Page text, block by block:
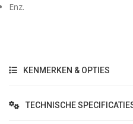
Enz.
KENMERKEN & OPTIES
TECHNISCHE